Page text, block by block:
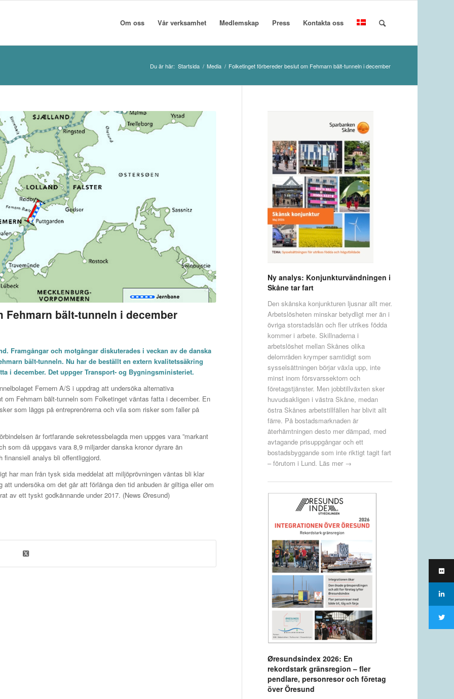
Om oss Vår verksamhet Medlemskap Press Kontakta oss
Du är här: Startsida / Media / Folketinget förbereder beslut om Fehmarn bält-tunneln i december
bält-tunneln i december
Framgångar och motgångar diskuterades i veckan av de danska
bält-tunneln. Nu har de beställt en extern kvalitetssäkring
i december. Det uppger Transport- og Bygningsministeriet.
Femern A/S i uppdrag att undersöka alternativa
om Fehmarn bält-tunneln som Folketinget väntas fatta i december. En
som läggs på entreprenörerna och vila som risker som faller på
är fortfarande sekretessbelagda men uppges vara ”markant
som då uppgavs vara 8,9 miljarder danska kronor dyrare än
finansiell analys bli offentliggjord.
har man från tysk sida meddelat att miljöprövningen väntas bli klar
undersöka om det går att förlänga den tid anbuden är giltiga eller om
av ett tyskt godkännande under 2017. (News Øresund)
Ny analys: Konjunkturvändningen i
Skåne tar fart
Den skånska konjunkturen ljusnar allt mer.
Arbetslösheten minskar betydligt mer än i
övriga storstadslän och fler utrikes födda
kommer i arbete. Skillnaderna i
arbetslöshet mellan Skånes olika
delområden krymper samtidigt som
sysselsättningen börjar växla upp, inte
minst inom försvarssektorn och
företagstjänster. Men jobbtillväxten sker
huvudsakligen i västra Skåne, medan
östra Skånes arbetstillfällen har blivit allt
färre. På bostadsmarknaden är
återhämtningen desto mer dämpad, med
avtagande prisuppgångar och ett
bostadsbyggande som inte riktigt tagit fart
– förutom i Lund. Läs mer →
Øresundsindex 2026: En
rekordstark gränsregion – fler
pendlare, personresor och företag
över Öresund